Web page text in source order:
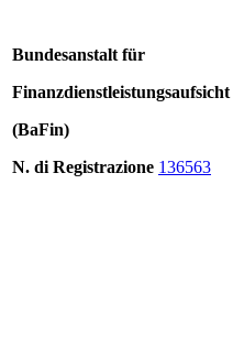
Bundesanstalt für
Finanzdienstleistungsaufsicht
(BaFin)
N. di Registrazione 136563